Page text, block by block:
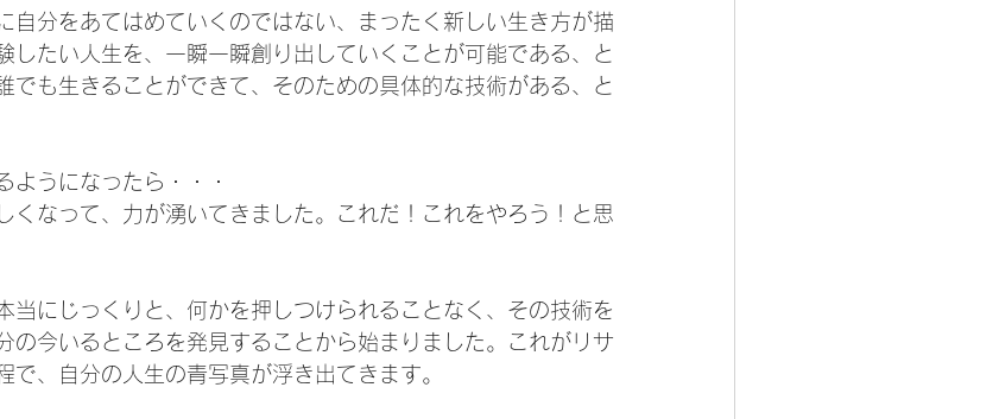
自分をあてはめていくのではない、まったく新しい生き方が描
したい人生を、一瞬一瞬創り出していくことが可能である、と
でも生きることができて、そのための具体的な技術がある、と
ようになったら・・・
くなって、力が湧いてきました。これだ！これをやろう！と思
当にじっくりと、何かを押しつけられることなく、その技術を
の今いるところを発見することから始まりました。これがリサ
で、自分の人生の青写真が浮き出てきます。